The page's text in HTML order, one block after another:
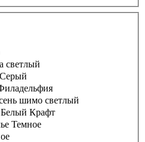
светлый
шимо светлый
Крафт
Темное